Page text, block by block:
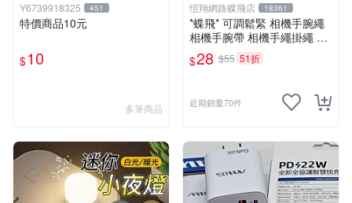
Y6739918325 451
特價商品10元
$10
多筆商品
愷翔網路蝶飛店 18361
*蝶飛* 可調鬆緊 相機手腕繩
相機手腕帶 相機手繩掛繩 手
電筒掛繩 對講機掛繩 吊牌掛
繩 手機掛繩
$28 $55 51折
近期銷量70件